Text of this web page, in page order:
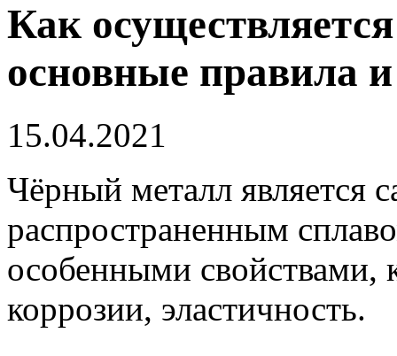
Как
основные правила
15.04.2021
Чёрный металл является
распространенным
особенными свойствами,
коррозии, эластичность.